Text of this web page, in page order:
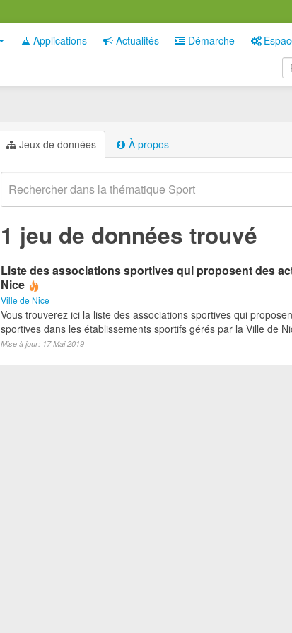
Applications Actualités Démarche
Jeux de données À propos
1 jeu de données trouvé
Liste des associations sportives qui proposent des
Nice
Ville de Nice
Vous trouverez ici la liste des associations sportives qui
sportives dans les établissements sportifs gérés par la Ville de
Mise à jour: 17 Mai 2019